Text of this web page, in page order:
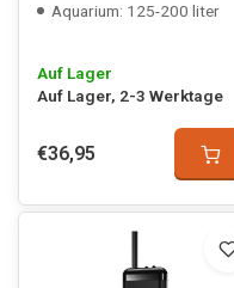
Aquarium: 125-200 liter
Auf Lager
Auf Lager, 2-3 Werktage
€36,95